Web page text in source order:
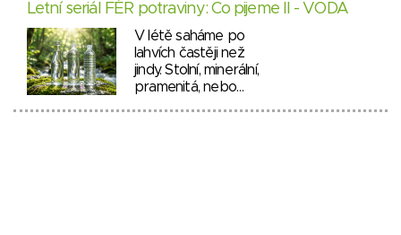
Letní seriál FÉR potraviny: Co pijeme II - VODA
V létě saháme po
lahvích častěji než
jindy. Stolní, minerální,
pramenitá, nebo…